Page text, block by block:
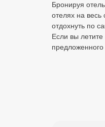
Бронируя
отелях на весь
отдохнуть по
Если вы